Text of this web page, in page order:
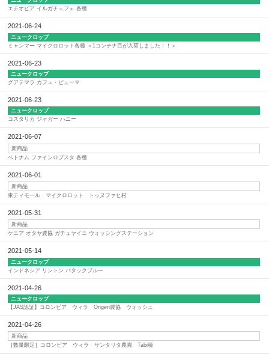
エチオピア イルガチェフェ 各種
2021-06-24
ニュークロップ
ミャンマー マイクロロット各種 ＜1コンテナ目が入荷しました！！＞
2021-06-23
ニュークロップ
グアテマラ カフェ・ピューマ
2021-06-23
ニュークロップ
コスタリカ ジャガー ハニー
2021-06-07
新商品
ベトナム ファインロブスタ 各種
2021-06-01
新商品
東ティモール マイクロロット トゥヌファヒ村
2021-05-31
新商品
ケニア オタヤ農協 ガチュヤイニ ウォッシングステーション
2021-05-14
ニュークロップ
インドネシア リントン バタックブルー
2021-04-26
ニュークロップ
【JAS認証】コロンビア ウィラ Origen農協 ウォッシュ
2021-04-26
新商品
［数量限定］コロンビア ウィラ サンタリタ農園 Tabi種